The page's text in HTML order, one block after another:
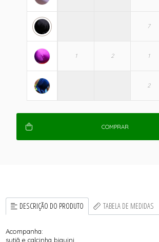
COMPRAR
DESCRIÇÃO DO PRODUTO TABELA DE MEDIDAS
Acompanha:
sutiã e calcinha biquini